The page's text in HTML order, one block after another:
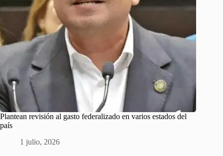
Plantean revisión al gasto federalizado en varios estados del
país
1 julio, 2026